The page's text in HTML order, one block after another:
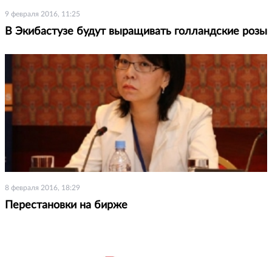
9 февраля 2016, 11:25
В Экибастузе будут выращивать голландские розы
8 февраля 2016, 18:29
Перестановки на бирже